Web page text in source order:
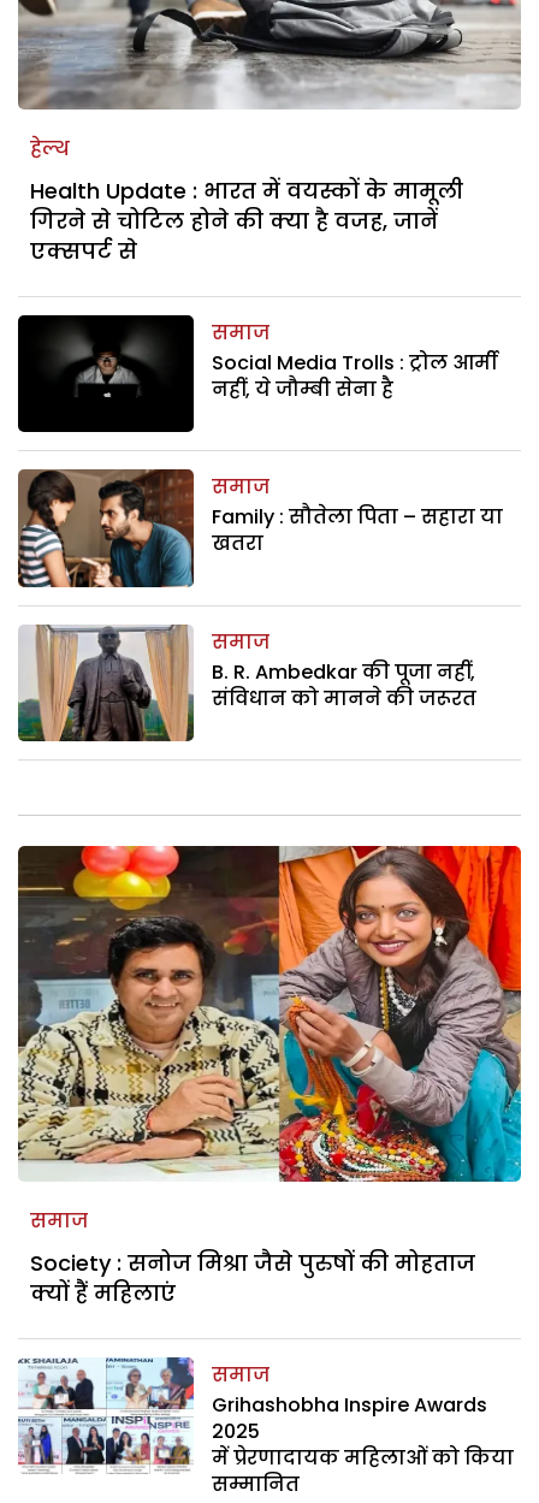
हेल्थ
Health Update : भारत में वयस्कों के मामूली
गिरने से चोटिल होने की क्या है वजह, जानें
एक्सपर्ट से
समाज
Social Media Trolls : ट्रोल आर्मी
नहीं, ये जौम्बी सेना है
समाज
Family : सौतेला पिता – सहारा या
खतरा
समाज
B. R. Ambedkar की पूजा नहीं,
संविधान को मानने की जरूरत
समाज
Society : सनोज मिश्रा जैसे पुरुषों की मोहताज
क्यों हैं महिलाएं
समाज
Grihashobha Inspire Awards
2025
में प्रेरणादायक महिलाओं को किया
सम्मानित